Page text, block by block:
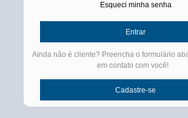
Esqueci minha senha
Ainda não é cliente? Preencha o formulário
em contato com você!